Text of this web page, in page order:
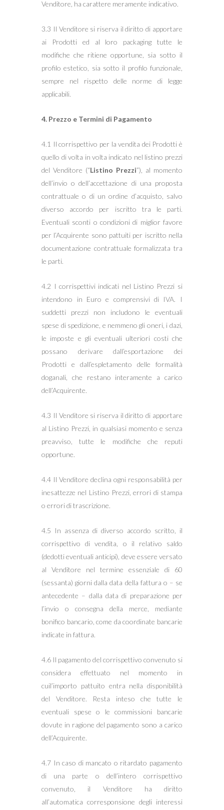
Venditore, ha carattere meramente indicativo.
3.3 Il Venditore si riserva il diritto di apportare
ai Prodotti ed al loro packaging tutte le
modifiche che ritiene opportune, sia sotto il
profilo estetico, sia sotto il profilo funzionale,
sempre nel rispetto delle norme di legge
applicabili.
4. Prezzo e Termini di Pagamento
4.1 Il corrispettivo per la vendita dei Prodotti è
quello di volta in volta indicato nel listino prezzi
del Venditore (“Listino Prezzi”), al momento
dell’invio o dell’accettazione di una proposta
contrattuale o di un ordine d’acquisto, salvo
diverso accordo per iscritto tra le parti.
Eventuali sconti o condizioni di miglior favore
per l’Acquirente sono pattuiti per iscritto nella
documentazione contrattuale formalizzata tra
le parti.
4.2 I corrispettivi indicati nel Listino Prezzi si
intendono in Euro e comprensivi di IVA. I
suddetti prezzi non includono le eventuali
spese di spedizione, e nemmeno gli oneri, i dazi,
le imposte e gli eventuali ulteriori costi che
possano derivare dall’esportazione dei
Prodotti e dall’espletamento delle formalità
doganali, che restano interamente a carico
dell’Acquirente.
4.3 Il Venditore si riserva il diritto di apportare
al Listino Prezzi, in qualsiasi momento e senza
preavviso, tutte le modifiche che reputi
opportune.
4.4 Il Venditore declina ogni responsabilità per
inesattezze nel Listino Prezzi, errori di stampa
o errori di trascrizione.
4.5 In assenza di diverso accordo scritto, il
corrispettivo di vendita, o il relativo saldo
(dedotti eventuali anticipi), deve essere versato
al Venditore nel termine essenziale di 60
(sessanta) giorni dalla data della fattura o – se
antecedente – dalla data di preparazione per
l’invio o consegna della merce, mediante
bonifico bancario, come da coordinate bancarie
indicate in fattura.
4.6 Il pagamento del corrispettivo convenuto si
considera effettuato nel momento in
cuil’importo pattuito entra nella disponibilità
del Venditore. Resta inteso che tutte le
eventuali spese o le commissioni bancarie
dovute in ragione del pagamento sono a carico
dell’Acquirente.
4.7 In caso di mancato o ritardato pagamento
di una parte o dell’intero corrispettivo
convenuto, il Venditore ha diritto
all’automatica corresponsione degli interessi